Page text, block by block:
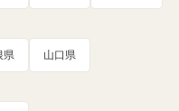
県 山口県